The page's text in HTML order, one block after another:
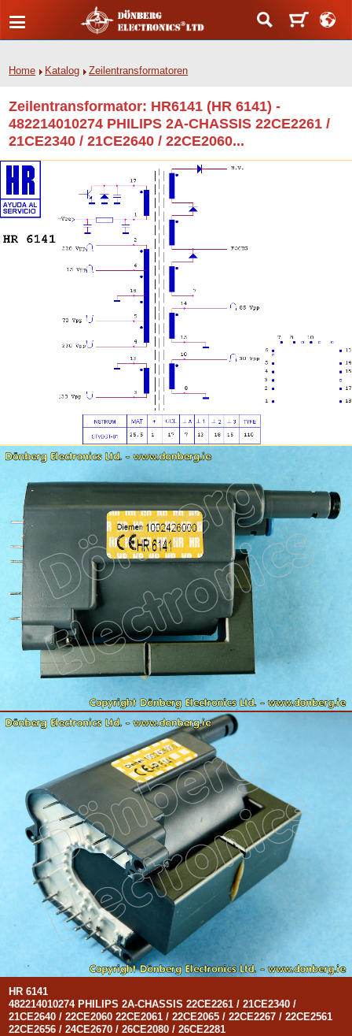
Home Katalog Zeilentransformatoren
Zeilentransformator: HR6141 (HR 6141) -
482214010274 PHILIPS 2A-CHASSIS 22CE2261 /
21CE2340 / 21CE2640 / 22CE2060...
HR 6141
482214010274 PHILIPS 2A-CHASSIS 22CE2261 / 21CE2340 /
21CE2640 / 22CE2060 22CE2061 / 22CE2065 / 22CE2267 / 22CE2561
22CE2656 / 24CE2670 / 26CE2080 / 26CE2281